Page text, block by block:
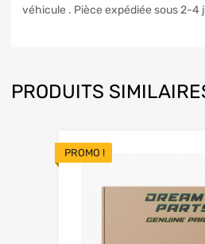
véhicule . Pièce expédiée sous 2-4
PRODUITS
PROMO !